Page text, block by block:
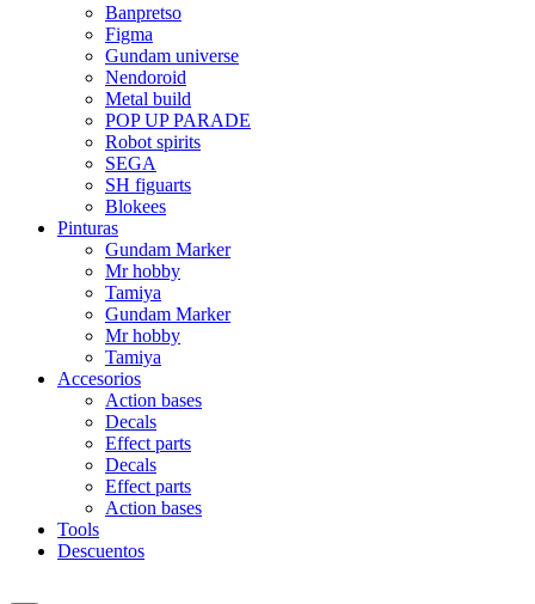
Banpretso
Figma
Gundam universe
Nendoroid
Metal build
POP UP PARADE
Robot spirits
SEGA
SH figuarts
Blokees
Pinturas
Gundam Marker
Mr hobby
Tamiya
Gundam Marker
Mr hobby
Tamiya
Accesorios
Action bases
Decals
Effect parts
Decals
Effect parts
Action bases
Tools
Descuentos